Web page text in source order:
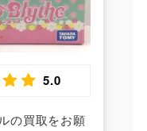
5.0
の買取をお願